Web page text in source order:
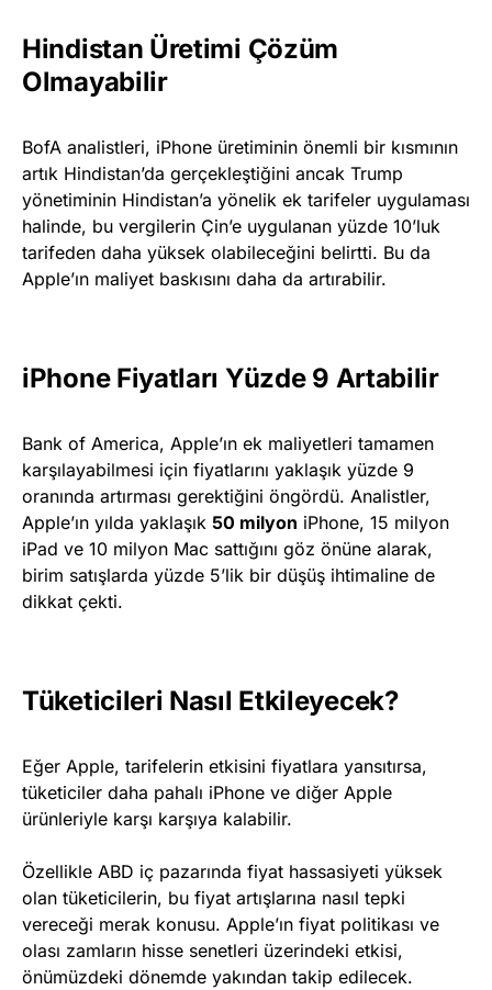
Hindistan Üretimi Çözüm
Olmayabilir
BofA analistleri, iPhone üretiminin önemli bir kısmının
artık Hindistan’da gerçekleştiğini ancak Trump
yönetiminin Hindistan’a yönelik ek tarifeler uygulaması
halinde, bu vergilerin Çin’e uygulanan yüzde 10’luk
tarifeden daha yüksek olabileceğini belirtti. Bu da
Apple’ın maliyet baskısını daha da artırabilir.
iPhone Fiyatları Yüzde 9 Artabilir
Bank of America, Apple’ın ek maliyetleri tamamen
karşılayabilmesi için fiyatlarını yaklaşık yüzde 9
oranında artırması gerektiğini öngördü. Analistler,
Apple’ın yılda yaklaşık 50 milyon iPhone, 15 milyon
iPad ve 10 milyon Mac sattığını göz önüne alarak,
birim satışlarda yüzde 5’lik bir düşüş ihtimaline de
dikkat çekti.
Tüketicileri Nasıl Etkileyecek?
Eğer Apple, tarifelerin etkisini fiyatlara yansıtırsa,
tüketiciler daha pahalı iPhone ve diğer Apple
ürünleriyle karşı karşıya kalabilir.
Özellikle ABD iç pazarında fiyat hassasiyeti yüksek
olan tüketicilerin, bu fiyat artışlarına nasıl tepki
vereceği merak konusu. Apple’ın fiyat politikası ve
olası zamların hisse senetleri üzerindeki etkisi,
önümüzdeki dönemde yakından takip edilecek.